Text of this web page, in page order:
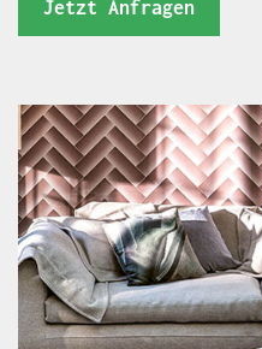
Jetzt Anfragen